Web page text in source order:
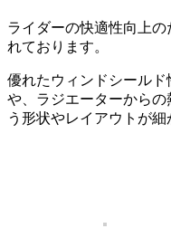
ライダーの快適性向上
れております。
優れたウィンドシール
や、ラジエーターから
う形状やレイアウトが細